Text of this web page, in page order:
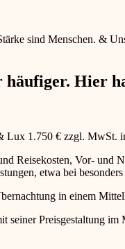
sind Menschen. &
häufiger. Hier
Lux 1.750 € zzgl. MwSt.
Reisekosten, Vor- und
etwa bei
in einem
seiner Preisgestaltung